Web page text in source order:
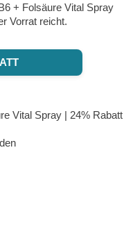
+ Folsäure Vital Spray
Vorrat reicht.
Vital Spray | 24% Rabatt